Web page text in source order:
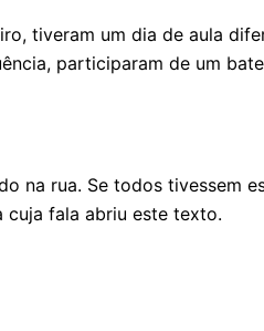
tiveram um dia de aula
participaram de um
na rua. Se todos tivessem
cuja fala abriu este texto.